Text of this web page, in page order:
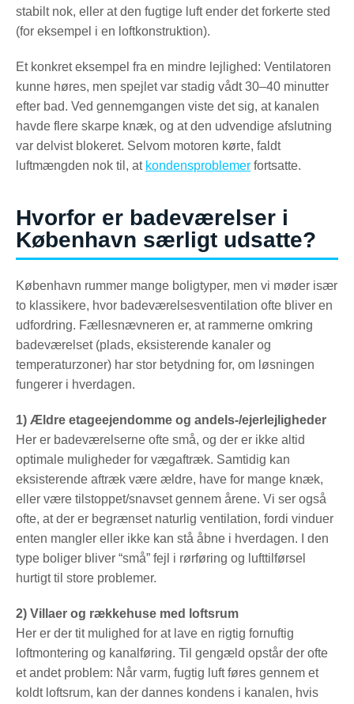
stabilt nok, eller at den fugtige luft ender det forkerte sted
(for eksempel i en loftkonstruktion).
Et konkret eksempel fra en mindre lejlighed: Ventilatoren
kunne høres, men spejlet var stadig vådt 30–40 minutter
efter bad. Ved gennemgangen viste det sig, at kanalen
havde flere skarpe knæk, og at den udvendige afslutning
var delvist blokeret. Selvom motoren kørte, faldt
luftmængden nok til, at kondensproblemer fortsatte.
Hvorfor er badeværelser i
København særligt udsatte?
København rummer mange boligtyper, men vi møder især
to klassikere, hvor badeværelsesventilation ofte bliver en
udfordring. Fællesnævneren er, at rammerne omkring
badeværelset (plads, eksisterende kanaler og
temperaturzoner) har stor betydning for, om løsningen
fungerer i hverdagen.
1) Ældre etageejendomme og andels-/ejerlejligheder
Her er badeværelserne ofte små, og der er ikke altid
optimale muligheder for vægaftræk. Samtidig kan
eksisterende aftræk være ældre, have for mange knæk,
eller være tilstoppet/snavset gennem årene. Vi ser også
ofte, at der er begrænset naturlig ventilation, fordi vinduer
enten mangler eller ikke kan stå åbne i hverdagen. I den
type boliger bliver “små” fejl i rørføring og lufttilførsel
hurtigt til store problemer.
2) Villaer og rækkehuse med loftsrum
Her er der tit mulighed for at lave en rigtig fornuftig
loftmontering og kanalføring. Til gengæld opstår der ofte
et andet problem: Når varm, fugtig luft føres gennem et
koldt loftsrum, kan der dannes kondens i kanalen, hvis